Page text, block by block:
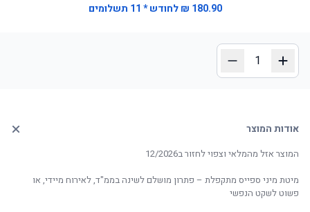
180.90 ₪ לחודש * 11 תשלומים
אודות המוצר
המוצר אזל מהמלאי וצפוי לחזור ב12/2026
מיטת מיני ספייס מתקפלת – פתרון מושלם לשינה בממ"ד, לאירוח מיידי, או
פשוט לשקט הנפשי